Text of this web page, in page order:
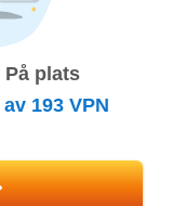
På plats
av 193VPN